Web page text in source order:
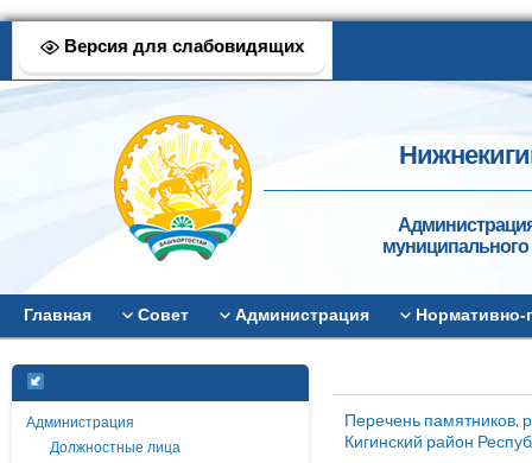
Версия для слабовидящих
муниципального
Главная Совет Администрация
Администрация
Должностные лица
Перечень памятников,
Кигинский район